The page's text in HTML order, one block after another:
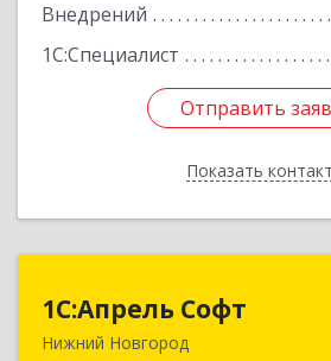
Внедрений
1С:Специалист
Отправить
Показать
Отправить
Назад
1С:Апрель Софт
Нижний Новгород
603000, Нижегородская обл,